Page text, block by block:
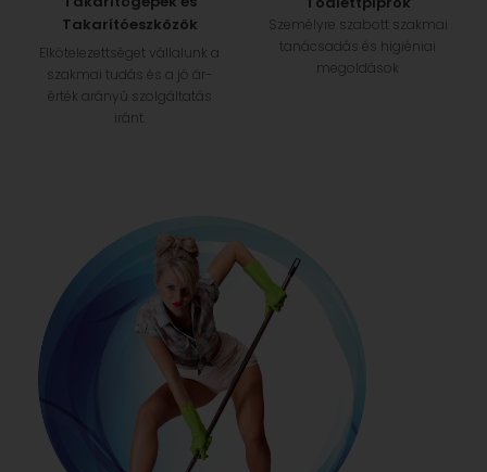
Takarítóeszközök
Elkötelezettséget vállalunk a
szakmai tudás és a jó ár-
érték arányú szolgáltatás
iránt.
Személyre szabott szakmai
tanácsadás és higiéniai
megoldások